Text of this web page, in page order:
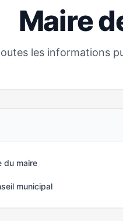
Maire
les informations
du maire
municipal